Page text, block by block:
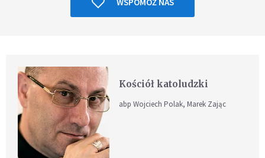
WSPOMÓŻ NAS
Kościół katoludzki
abp Wojciech Polak, Marek Zając